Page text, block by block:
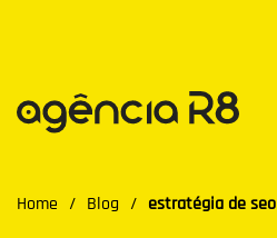
Home / Blog / estratégia de seo